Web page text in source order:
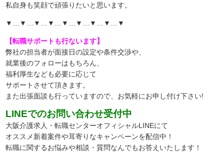
私自身も笑顔で頑張りたいと思います。
▼…▼…▼…▼…▼…▼…▼…▼…▼
【転職サポートも行ないます】
弊社の担当者が面接日の設定や条件交渉や、
就業後のフォローはもちろん、
福利厚生なども必要に応じて
サポートさせて頂きます。
また出張面談も行っていますので、 お気軽にお申し付け下さい!
LINEでのお問い合わせ受付中
大阪介護求人・転職センターオフィシャルLINEにて
オススメ新着案件や耳寄りなキャンペーンを配信中！
転職に関するお悩みや相談・質問なんでもお答えいたします！